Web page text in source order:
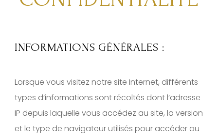
INFORMATIONS GÉNÉRALES :
Lorsque vous visitez notre site Internet, différents
types d’informations sont récoltés dont l’adresse
IP depuis laquelle vous accédez au site, la version
et le type de navigateur utilisés pour accéder au